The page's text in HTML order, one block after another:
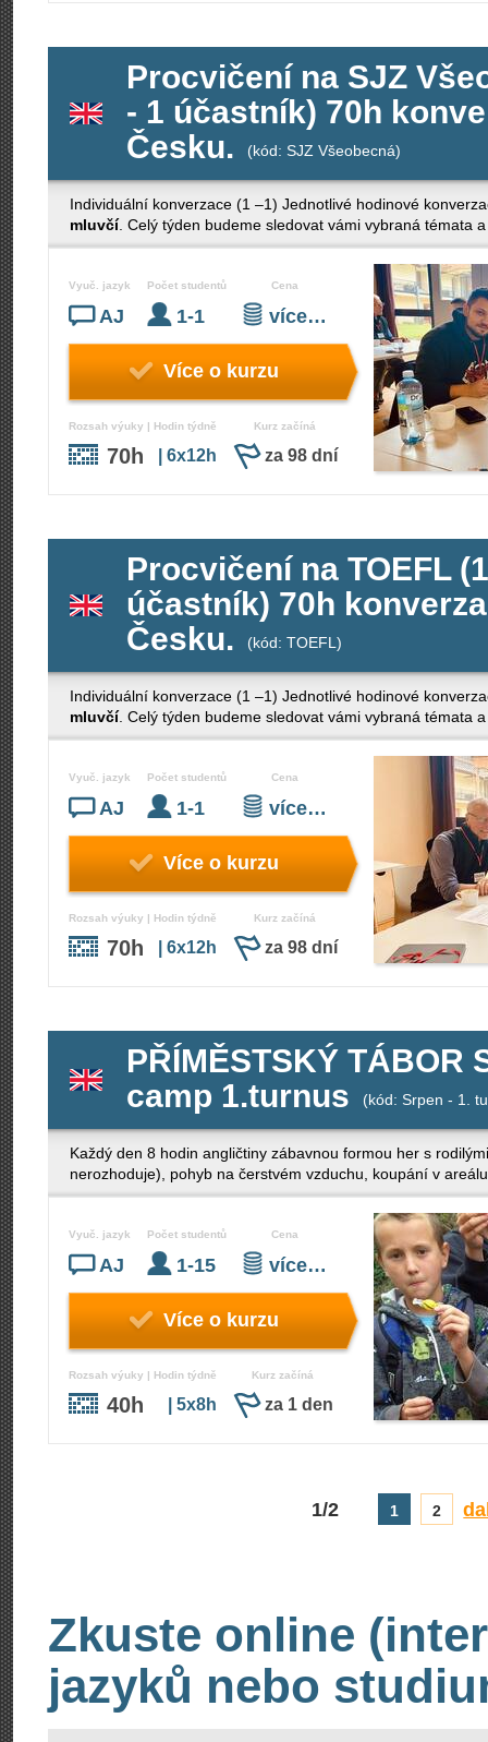
Procvičení na SJZ
- 1 účastník) 70h
Česku.
(kód: SJZ Všeobecná)
Individuální konverzace (1 –1) Jednotlivé hodinové
mluvčí. Celý týden budeme sledovat vámi vybraná témata
Vyuč. jazyk
AJ
Počet studentů
1-1
Cena
více…
Více o kurzu
Rozsah výuky | Hodin týdně
70h | 6x12h
Kurz začíná
za 98 dní
Procvičení na TOEFL
účastník) 70h
Česku.
(kód: TOEFL)
Individuální konverzace (1 –1) Jednotlivé hodinové
mluvčí. Celý týden budeme sledovat vámi vybraná témata
Vyuč. jazyk
AJ
Počet studentů
1-1
Cena
více…
Více o kurzu
Rozsah výuky | Hodin týdně
70h | 6x12h
Kurz začíná
za 98 dní
PŘÍMĚSTSKÝ TÁBOR
camp 1.turnus
(kód: Srpen - 1.
Každý den 8 hodin angličtiny zábavnou formou her s
nerozhoduje), pohyb na čerstvém vzduchu, koupání v
Vyuč. jazyk
AJ
Počet studentů
1-15
Cena
více…
Více o kurzu
Rozsah výuky | Hodin týdně
40h | 5x8h
Kurz začíná
za 1 den
1/2 1 2
Zkuste online
jazyků nebo